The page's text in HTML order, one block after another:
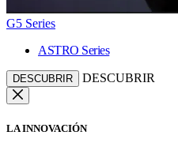
G5 Series
ASTRO Series
DESCUBRIR DESCUBRIR
LA INNOVACIÓN